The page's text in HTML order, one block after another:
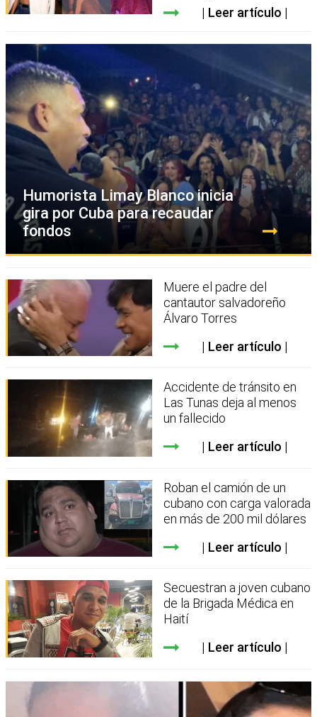
Leer artículo
Humorista Limay Blanco inicia
gira por Cuba para recaudar
fondos
Muere el padre del
cantautor salvadoreño
Álvaro Torres
Leer artículo
Accidente de tránsito en
Las Tunas deja al menos
un fallecido
Leer artículo
Roban el camión de un
cubano con carga valorada
en más de 200 mil dólares
Leer artículo
Secuestran a joven cubano
de la Brigada Médica en
Haití
Leer artículo